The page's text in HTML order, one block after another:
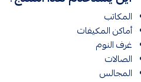
المكاتب
أماكن المكيفات
غرف النوم
الصالات
المجالس